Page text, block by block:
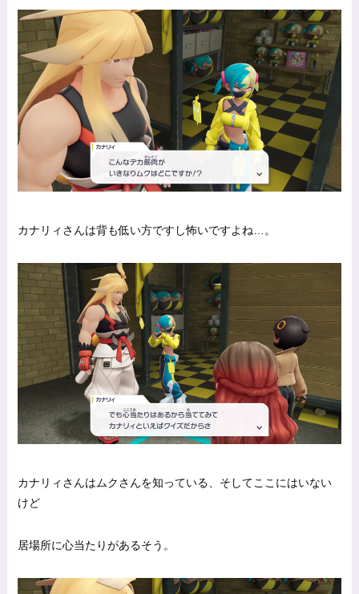
カナリィさんは背も低い方ですし怖いですよね…。
カナリィさんはムクさんを知っている、そしてここにはいない
けど
居場所に心当たりがあるそう。